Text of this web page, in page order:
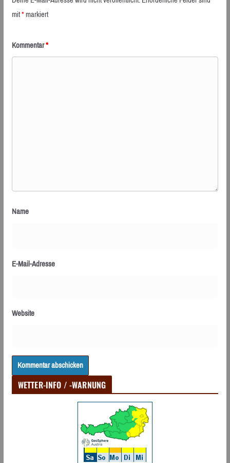
mit*markiert
Kommentar*
Name
E-Mail-Adresse
Website
WETTER-INFO / -WARNUNG